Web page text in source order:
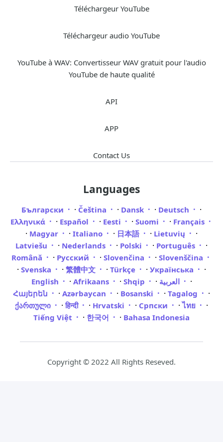
Téléchargeur YouTube
Téléchargeur audio YouTube
YouTube à WAV: Convertisseur WAV gratuit pour l'audio
YouTube de haute qualité
API
APP
Contact Us
Languages
Български · Čeština · Dansk · Deutsch ·
Ελληνικά · Español · Eesti · Suomi · Français
· Magyar · Italiano · 日本語 · Lietuvių ·
Latviešu · Nederlands · Polski · Português ·
Română · Русский · Slovenčina · Slovenščina
· Svenska · 繁體中文 · Türkçe · Українська ·
English · Afrikaans · Shqip · العربية ·
Հայերեն · Azərbaycan · Bosanski · Tagalog ·
ქართული · हिन्दी · Hrvatski · Српски ·ไทย ·
Tiếng Việt · 한국어 · Bahasa Indonesia
Copyright © 2022 All Rights Reseved.